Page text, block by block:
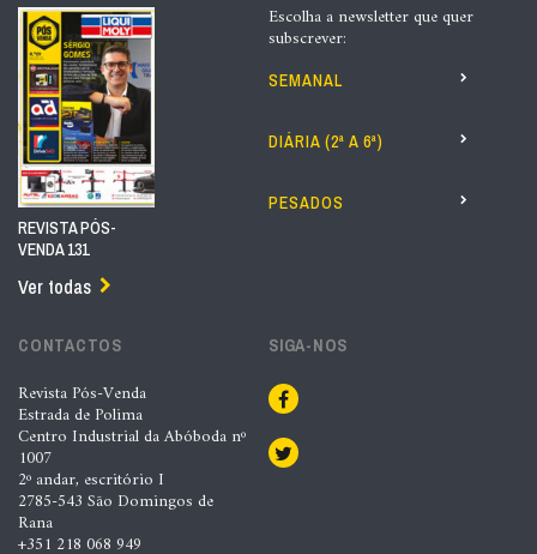
REVISTA PÓS-
VENDA 131
Ver todas
Escolha a newsletter que quer
subscrever:
SEMANAL
DIÁRIA (2ª A 6ª)
PESADOS
CONTACTOS
Revista Pós-Venda
Estrada de Polima
Centro Industrial da Abóboda nº
1007
2º andar, escritório I
2785-543 São Domingos de
Rana
+351 218 068 949
SIGA-NOS